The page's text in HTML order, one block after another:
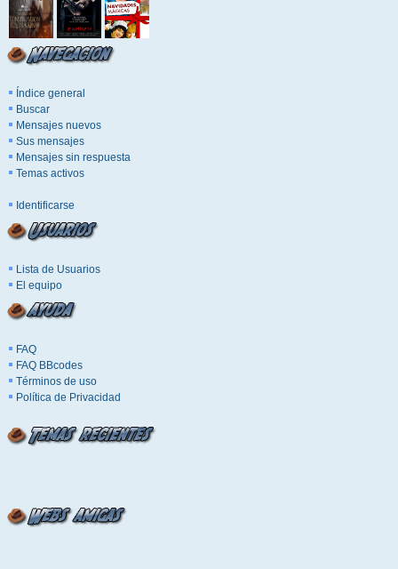
Índice general
Buscar
Mensajes nuevos
Sus mensajes
Mensajes sin respuesta
Temas activos
Identificarse
Lista de Usuarios
El equipo
FAQ
FAQ BBcodes
Términos de uso
Política de Privacidad